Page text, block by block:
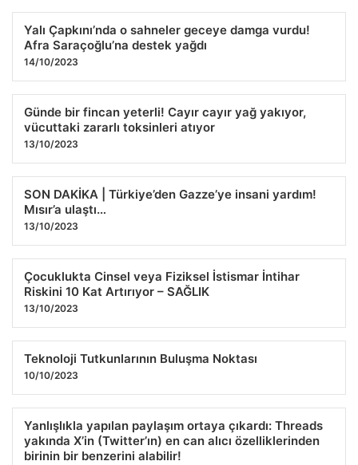
Yalı Çapkını’nda o sahneler geceye damga vurdu!
Afra Saraçoğlu’na destek yağdı
14/10/2023
Günde bir fincan yeterli! Cayır cayır yağ yakıyor,
vücuttaki zararlı toksinleri atıyor
13/10/2023
SON DAKİKA | Türkiye’den Gazze’ye insani yardım!
Mısır’a ulaştı…
13/10/2023
Çocuklukta Cinsel veya Fiziksel İstismar İntihar
Riskini 10 Kat Artırıyor – SAĞLIK
13/10/2023
Teknoloji Tutkunlarının Buluşma Noktası
10/10/2023
Yanlışlıkla yapılan paylaşım ortaya çıkardı: Threads
yakında X’in (Twitter’ın) en can alıcı özelliklerinden
birinin bir benzerini alabilir!